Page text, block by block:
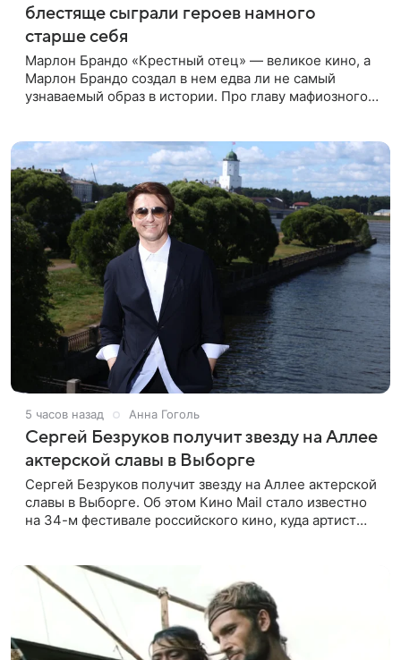
блестяще сыграли героев намного
старше себя
Марлон Брандо «Крестный отец» — великое кино, а
Марлон Брандо создал в нем едва ли не самый
узнаваемый образ в истории. Про главу мафиозного
5 часов назад Анна Гоголь
Сергей Безруков получит звезду на Аллее
актерской славы в Выборге
Сергей Безруков получит звезду на Аллее актерской
славы в Выборге. Об этом Кино Mail стало известно
на 34-м фестивале российского кино, куда артист